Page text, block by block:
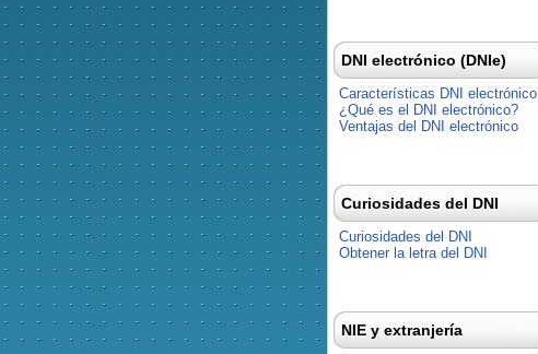
DNI electrónico (DNIe)
Características DNI electrónico
¿Qué es el DNI electrónico?
Ventajas del DNI electrónico
Curiosidades del DNI
Curiosidades del DNI
Obtener la letra del DNI
NIE y extranjería